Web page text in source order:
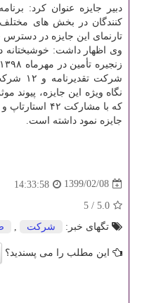
دبیر جایزه عنوان کرد:
کنندگان در بخش های مختلف
تارنمای این جایزه در
وی اظهار داشت: خوشبختانه
شرکت
نگاه ویژه این جایزه، پیوند
جایزه نمود داشته است.
1399/02/08
14:33:58
5.0
/
5
تگهای خبر:
شركت
این مطلب را می پسندید؟